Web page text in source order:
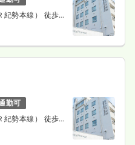
紀勢本線） 徒歩
勤可
紀勢本線） 徒歩